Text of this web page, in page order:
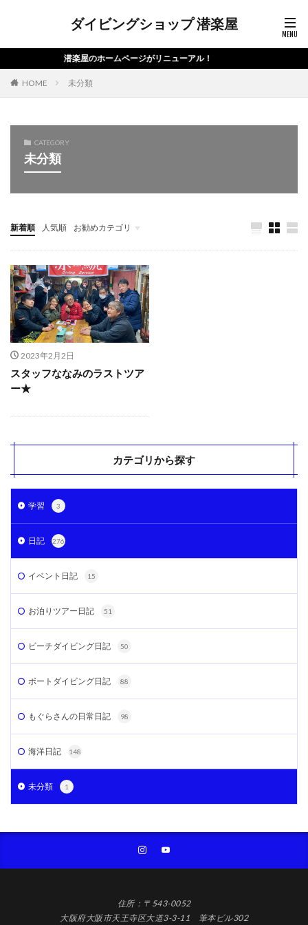
ダイビングショップ 潜楽屋
潜楽屋のホームページがリニューアル！
HOME 未分類
CATEGORY
未分類
新着順 人気順 お勧めカテゴリ
未分類
2023年2月2日
スタッフななみのラストツア
ー★
カテゴリから探す
学習 3
日記 276
イベント日記 15
お泊りツアー日記 51
ビーチダイビング日記 50
ボートダイビング日記 88
もぐらさんの日常日記 98
海洋日記 148
未分類 1
住所：〒543-0052
大阪府大阪市天王寺区大道3-3-11 筆本ビル302